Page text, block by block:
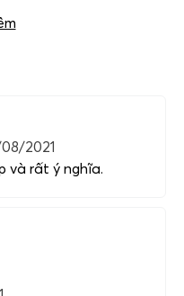
2021
và rất ý nghĩa.